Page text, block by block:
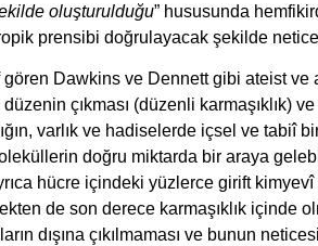
oluşturulduğu” hususunda
prensibi doğrulayacak şekilde
Dawkins ve Dennett gibi ateist ve
çıkması (düzenli karmaşıklık)
varlık ve hadiselerde içsel ve tabiî
doğru miktarda bir araya
hücre içindeki yüzlerce girift
de son derece karmaşıklık içinde
dışına çıkılmaması ve bunun